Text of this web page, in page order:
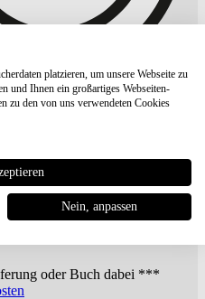
Bike-Weste
oder Buch dabei ***
platzieren, um unsere Webseite zu
und Ihnen ein großartiges Webseiten-
zu den von uns verwendeten Cookies
Nein, anpassen